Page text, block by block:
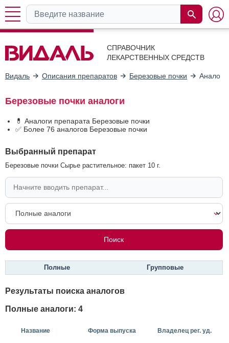
СПРАВОЧНИК
ЛЕКАРСТВЕННЫХ СРЕДСТВ
Видаль Описания препаратов Березовые почки Аналоги
Березовые почки аналоги
💊 Аналоги препарата Березовые почки
✅ Более 76 аналогов Березовые почки
Выбранный препарат
Березовые почки Сырье растительное: пакет 10 г.
Полные Групповые
Результаты поиска аналогов
Полные аналоги: 4
Название Форма выпуска Владелец рег. уд.